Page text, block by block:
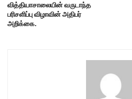
வித்தியாசாலையின் வருடாந்த
பரிசளிப்பு விழாவின் அதிபர்
அறிக்கை.